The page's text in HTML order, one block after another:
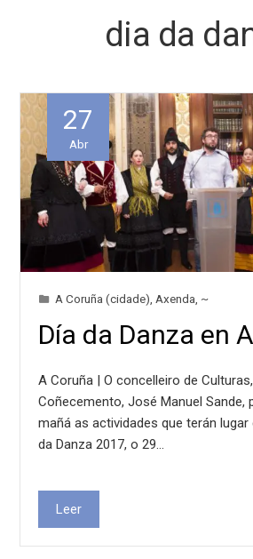
dia da
27
Abr
A Coruña (cidade) Axenda ~
Día da Danza en
A Coruña | O concelleiro de
Coñecemento, José Manuel Sande,
mañá as actividades que terán
da Danza 2017, o 29…
Leer